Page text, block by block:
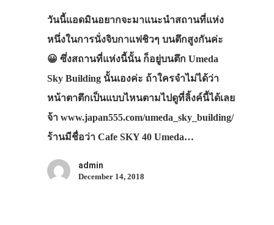
วันนี้แอดมินอยากจะมาแนะนำสถานที่แห่ง
หนึ่งในการนั่งจิบกาแฟชิวๆ บนตึกสูงกันค่ะ
😀 ซึ่งสถานที่แห่งนี้นั้น ก็อยู่บนตึก Umeda
Sky Building นั้นเองค่ะ ถ้าใครจำไม่ได้ว่า
หน้าตาตึกเป็นแบบไหนตามไปดูที่ลิ้งค์นี้ได้เลย
จ้า www.japan555.com/umeda_sky_building/
ร้านมีชื่อว่า Cafe SKY 40 Umeda…
admin
December 14, 2018